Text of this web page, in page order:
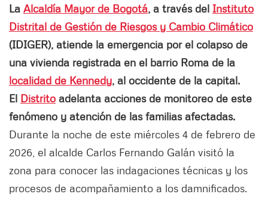
La Alcaldía Mayor de Bogotá, a través del Instituto
Distrital de Gestión de Riesgos y Cambio Climático
(IDIGER), atiende la emergencia por el colapso de
una vivienda registrada en el barrio Roma de la
localidad de Kennedy, al occidente de la capital.
El Distrito adelanta acciones de monitoreo de este
fenómeno y atención de las familias afectadas.
Durante la noche de este miércoles 4 de febrero de
2026, el alcalde Carlos Fernando Galán visitó la
zona para conocer las indagaciones técnicas y los
procesos de acompañamiento a los damnificados.